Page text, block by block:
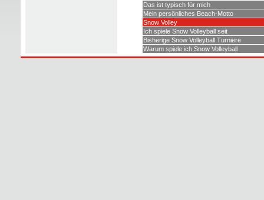
Das ist typisch für mich
Mein persönliches Beach-Motto
Snow Volley
Ich spiele Snow Volleyball seit
Bisherige Snow Volleyball Turniere
Warum spiele ich Snow Volleyball